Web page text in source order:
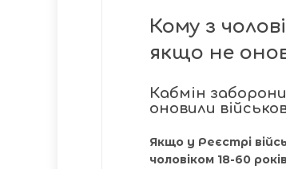
Кому з
якщо не
Кабмін
оновили
Якщо у Реєстрі
чоловіком 18-60